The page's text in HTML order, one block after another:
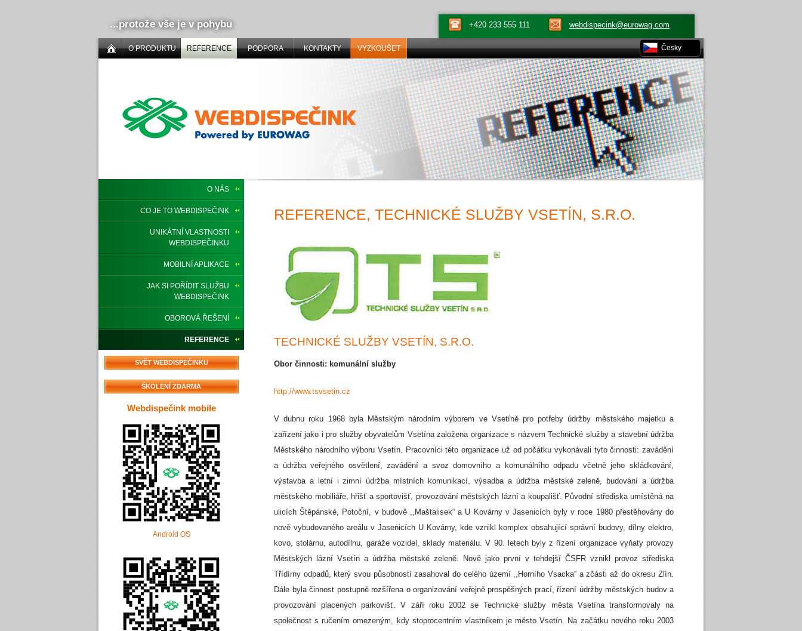
+420 233 555 111 webdispecink@eurowag.com
...protože vše je v pohybu
O PRODUKTU REFERENCE PODPORA KONTAKTY VYZKOUŠET Česky
O NÁS
CO JE TO WEBDISPEČINK
UNIKÁTNÍ VLASTNOSTI
WEBDISPEČINKU
MOBILNÍ APLIKACE
JAK SI POŘÍDIT SLUŽBU
WEBDISPEČINK
OBOROVÁ ŘEŠENÍ
REFERENCE
SVĚT WEBDISPEČINKU
ŠKOLENÍ ZDARMA
Webdispečink mobile
Android OS
REFERENCE, TECHNICKÉ SLUŽBY VSETÍN, S.R.O.
TECHNICKÉ SLUŽBY VSETÍN, S.R.O.
Obor činnosti: komunální služby
http://www.tsvsetin.cz
V dubnu roku 1968 byla Městským národním výborem ve Vsetíně pro potřeby údržby městského majetku a
zařízení jako i pro služby obyvatelům Vsetína založena organizace s názvem Technické služby a stavební údržba
Městského národního výboru Vsetín. Pracovníci této organizace už od počátku vykonávali tyto činnosti: zavádění
a údržba veřejného osvětlení, zavádění a svoz domovního a komunálního odpadu včetně jeho skládkování,
výstavba a letní i zimní údržba místních komunikací, výsadba a údržba městské zeleně, budování a údržba
městského mobiliáře, hřišť a sportovišť, provozování městských lázní a koupališť. Původní střediska umístěná na
ulicích Štěpánské, Potoční, v budově ,,Maštalisek“ a U Kovárny v Jasenicích byly v roce 1980 přestěhovány do
nově vybudovaného areálu v Jasenicích U Kovárny, kde vznikl komplex obsahující správní budovy, dílny elektro,
kovo, stolárnu, autodílnu, garáže vozidel, sklady materiálu. V 90. letech byly z řízení organizace vyňaty provozy
Městských lázní Vsetín a údržba městské zeleně. Nově jako první v tehdejší ČSFR vznikl provoz střediska
Třídírny odpadů, který svou působností zasahoval do celého území ,,Horního Vsacka“ a zčásti až do okresu Zlín.
Dále byla činnost postupně rozšířena o organizování veřejně prospěšných prací, řízení údržby městských budov a
provozování placených parkovišť. V září roku 2002 se Technické služby města Vsetína transformovaly na
společnost s ručením omezeným, kdy stoprocentním vlastníkem je město Vsetín. Na začátku nového roku 2003